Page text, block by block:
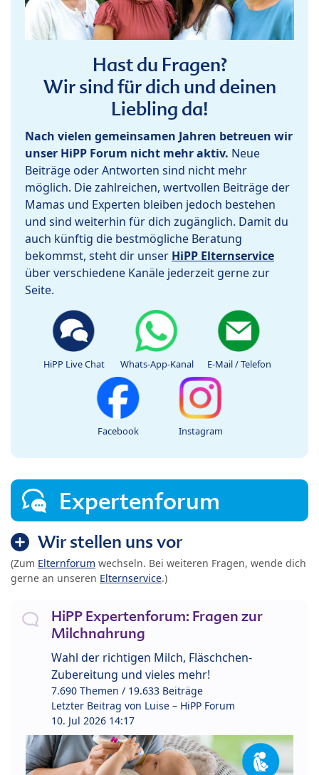
Hast du Fragen?
Wir sind für dich und deinen
Liebling da!
Nach vielen gemeinsamen Jahren betreuen wir
unser HiPP Forum nicht mehr aktiv. Neue
Beiträge oder Antworten sind nicht mehr
möglich. Die zahlreichen, wertvollen Beiträge der
Mamas und Experten bleiben jedoch bestehen
und sind weiterhin für dich zugänglich. Damit du
auch künftig die bestmögliche Beratung
bekommst, steht dir unser HiPP Elternservice
über verschiedene Kanäle jederzeit gerne zur
Seite.
HiPP Live Chat Whats-App-Kanal E-Mail / Telefon
Facebook Instagram
Expertenforum
Wir stellen uns vor
(Zum Elternforum wechseln. Bei weiteren Fragen, wende dich
gerne an unseren Elternservice.)
HiPP Expertenforum: Fragen zur
Milchnahrung
Wahl der richtigen Milch, Fläschchen-
Zubereitung und vieles mehr!
7.690 Themen / 19.633 Beiträge
Letzter Beitrag von Luise – HiPP Forum
10. Jul 2026 14:17